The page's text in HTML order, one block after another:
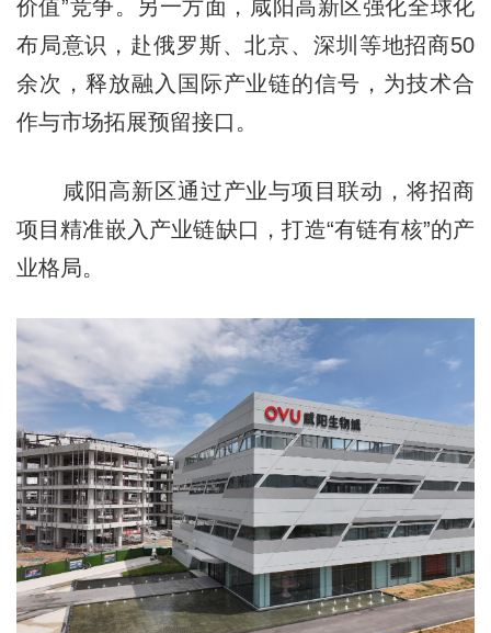
价值”竞争。另一方面，咸阳高新区强化全球化
布局意识，赴俄罗斯、北京、深圳等地招商50
余次，释放融入国际产业链的信号，为技术合
作与市场拓展预留接口。
咸阳高新区通过产业与项目联动，将招商
项目精准嵌入产业链缺口，打造“有链有核”的产
业格局。